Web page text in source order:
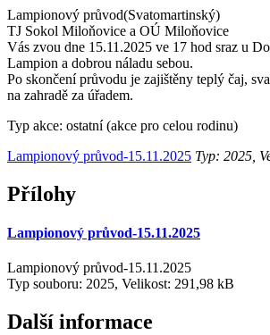
Lampionový průvod(Svatomartinský)
TJ Sokol Miloňovice a OÚ Miloňovice
Vás zvou dne 15.11.2025 ve 17 hod sraz u
Lampion a dobrou náladu sebou.
Po skončení průvodu je zajištěny teplý čaj,
na zahradě za úřadem.
Typ akce: ostatní (akce pro celou rodinu)
Lampionový průvod-15.11.2025 Typ: 2025,
Přílohy
Lampionový průvod-15.11.2025
Lampionový průvod-15.11.2025
Typ souboru: 2025, Velikost: 291,98 kB
Další informace